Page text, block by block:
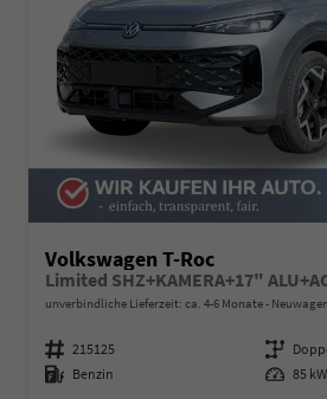
Volkswagen T-Roc
unverbindliche Lieferzeit: ca. 4-6 Monate Neuwagen
Fahrzeugnummer 215125 Getriebe
Kraftstoff Benzin Leistung 85